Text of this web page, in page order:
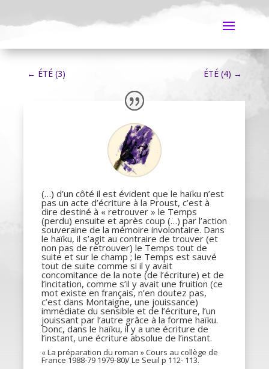
← ÉTÉ (3) ÉTÉ (4) →
(…) d’un côté il est évident que le haïku n’est
pas un acte d’écriture à la Proust, c’est à
dire destiné à « retrouver » le Temps
(perdu) ensuite et après coup (…) par l’action
souveraine de la mémoire involontaire. Dans
le haïku, il s’agit au contraire de trouver (et
non pas de retrouver) le Temps tout de
suite et sur le champ ; le Temps est sauvé
tout de suite comme si il y avait
concomitance de la note (de l’écriture) et de
l’incitation, comme s’il y avait une fruition (ce
mot existe en français, n’en doutez pas,
c’est dans Montaigne, une jouissance)
immédiate du sensible et de l’écriture, l’un
jouissant par l’autre grâce à la forme haïku.
Donc, dans le haïku, il y a une écriture de
l’instant, une écriture absolue de l’instant.
« La préparation du roman » Cours au collège de
France 1988-79 1979-80)/ Le Seuil p 112- 113.